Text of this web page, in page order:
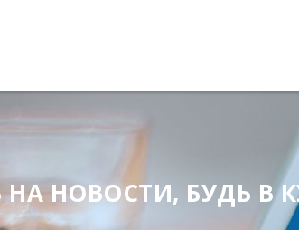
НОВОСТИ, БУДЬ В